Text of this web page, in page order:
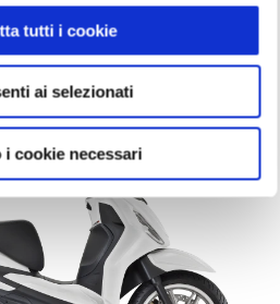
tutti i cookie
ai selezionati
i cookie necessari
25th anniversary 310
€ 6.100 €